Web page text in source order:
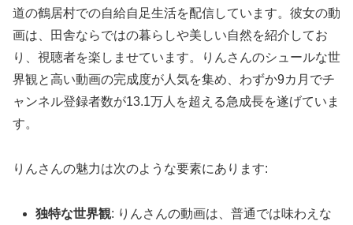
道の鶴居村での自給自足生活を配信しています。彼女の動
画は、田舎ならではの暮らしや美しい自然を紹介してお
り、視聴者を楽しませています。りんさんのシュールな世
界観と高い動画の完成度が人気を集め、わずか9カ月でチ
ャンネル登録者数が13.1万人を超える急成長を遂げていま
す。
りんさんの魅力は次のような要素にあります:
独特な世界観: りんさんの動画は、普通では味わえな